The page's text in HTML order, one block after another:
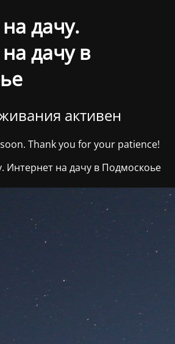
дачу.
дачу в
активен
Thank you for your patience!
Интернет на дачу в Подмоскоье